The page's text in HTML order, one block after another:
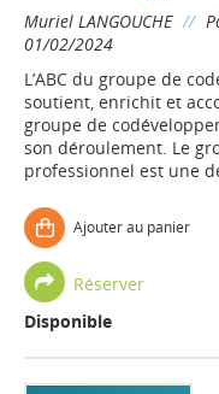
Muriel LANGOUCHE //
01/02/2024
L’ABC du groupe de
soutient, enrichit et
groupe de
son déroulement. Le
professionnel est une
Ajouter au panier
Réserver
Disponible